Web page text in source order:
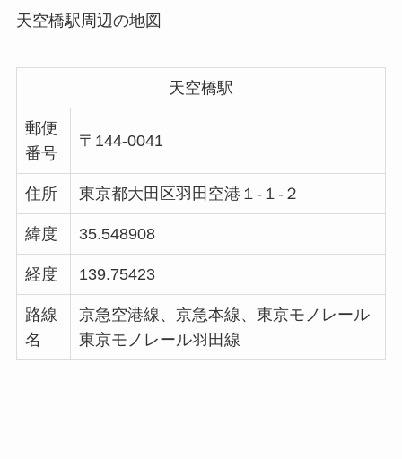
天空橋駅周辺の地図
天空橋駅
郵便
番号
〒144-0041
住所 東京都大田区羽田空港１-１-２
緯度 35.548908
経度 139.75423
路線
名
京急空港線、京急本線、東京モノレール
東京モノレール羽田線